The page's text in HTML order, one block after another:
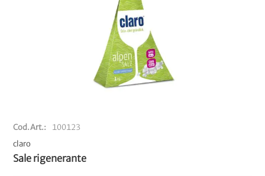
Cod.Art.
100123
claro
Sale rigenerante